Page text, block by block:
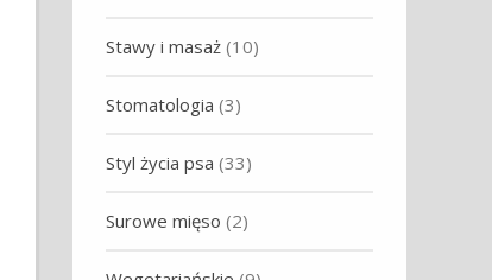
Stawy i masaż (10)
Stomatologia (3)
Styl życia psa (33)
Surowe mięso (2)